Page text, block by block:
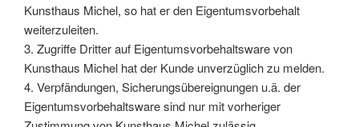
Kunsthaus Michel, so hat er den Eigentumsvorbehalt
weiterzuleiten.
3. Zugriffe Dritter auf Eigentumsvorbehaltsware von
Kunsthaus Michel hat der Kunde unverzüglich zu melden.
4. Verpfändungen, Sicherungsübereignungen u.ä. der
Eigentumsvorbehaltsware sind nur mit vorheriger